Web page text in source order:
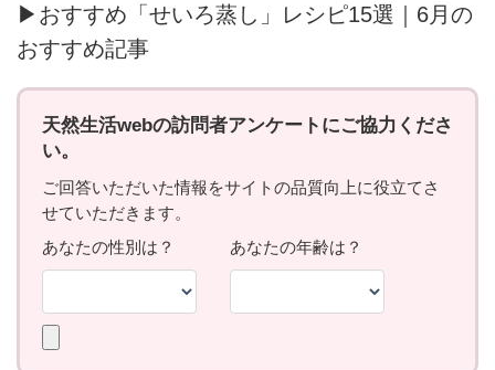
▶おすすめ「せいろ蒸し」レシピ15選｜6月の
おすすめ記事